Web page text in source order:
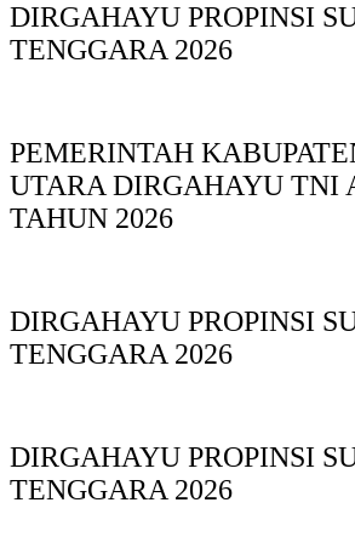
DIRGAHAYU PROPINSI
TENGGARA 2026
PEMERINTAH
UTARA DIRGAHAYU TNI
TAHUN 2026
DIRGAHAYU PROPINSI
TENGGARA 2026
DIRGAHAYU PROPINSI
TENGGARA 2026